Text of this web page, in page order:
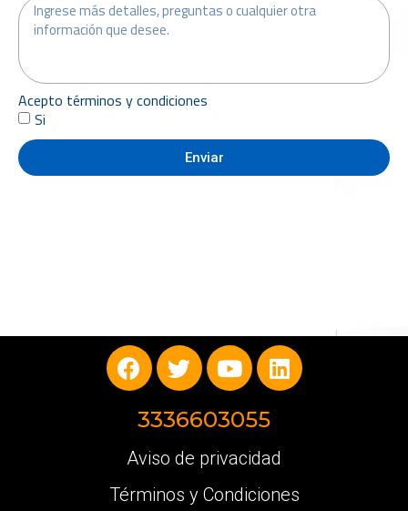
Acepto términos y condiciones
Si
Enviar
3336603055
Aviso de privacidad
Términos y Condiciones